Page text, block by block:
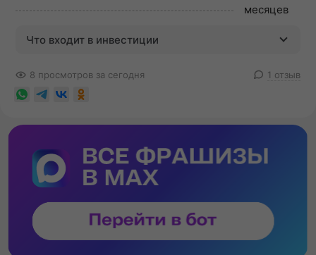
месяцев
Что входит в инвестиции
8 просмотров за сегодня 1 отзыв